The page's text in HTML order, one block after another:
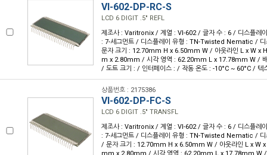
VI-602-DP-RC-S
LCD 6 DIGIT .5" REFL
제조사 : Varitronix / 계열 : VI-602 / 글자 수 : 6 / 디스플레
: 7-세그먼트 / 디스플레이 유형 : TN-Twisted Nematic / 디
문자 크기 : 12.70mm H x 6.50mm W / 아웃라인 L x W x
m x 2.80mm / 시각 영역 : 62.20mm L x 17.78mm W / 배
/ 도트 크기 : / 인터페이스 : / 작동 온도 : -10°C ~ 60°C / 텍
상품번호 : 2175386
VI-602-DP-FC-S
LCD 6 DIGIT .5" TRANSFL
제조사 : Varitronix / 계열 : VI-602 / 글자 수 : 6 / 디스플레
: 7-세그먼트 / 디스플레이 유형 : TN-Twisted Nematic / 디
/ 문자 크기 : 12.70mm H x 6.50mm W / 아웃라인 L x W